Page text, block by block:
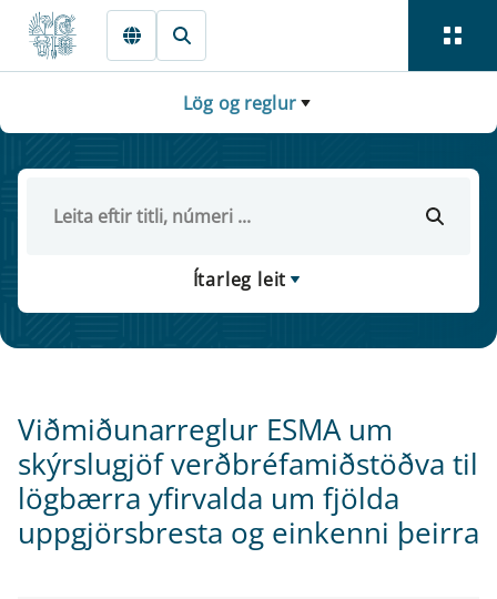
Fara beint í Meginmál
Lög og reglur
Ítarleg leit
Viðmiðunarreglur ESMA um
skýrslugjöf verðbréfamiðstöðva til
lögbærra yfirvalda um fjölda
uppgjörsbresta og einkenni þeirra